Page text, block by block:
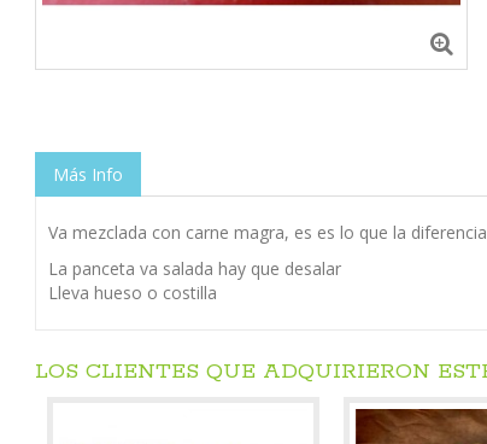
Más Info
Va mezclada con carne magra, es es lo que la
La panceta va salada hay que desalar
Lleva hueso o costilla
LOS CLIENTES QUE ADQUIRIERON